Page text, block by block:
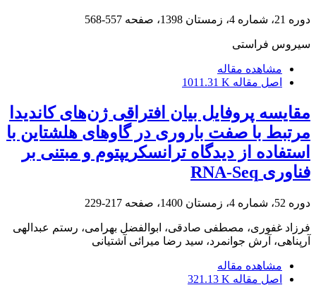
دوره 21، شماره 4، زمستان 1398، صفحه 557-568
سیروس فراستی
مشاهده مقاله
اصل مقاله 1011.31 K
مقایسه پروفایل بیان افتراقی ژن‌های کاندیدا
مرتبط با صفت باروری در گاوهای هلشتاین با
استفاده از ‏دیدگاه ترانسکریپتوم و مبتنی بر
فناوری ‏RNA-Seq
دوره 52، شماره 4، زمستان 1400، صفحه 217-229
فرزاد غفوری، مصطفی صادقی، ابوالفضل بهرامی، رستم عبدالهی
آرپناهی، آرش جوانمرد، سید رضا میرائی آشتیانی
مشاهده مقاله
اصل مقاله 321.13 K